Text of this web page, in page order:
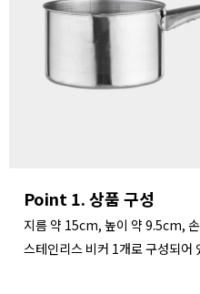
Point 1. 상품 구성
지름 약 15cm, 높이 약 9.5cm,
스테인리스 비커 1개로 구성되어